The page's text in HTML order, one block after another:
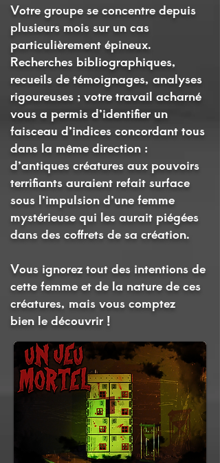
Votre groupe se concentre depuis
plusieurs mois sur un cas
particulièrement épineux.
Recherches bibliographiques,
recueils de témoignages, analyses
rigoureuses ; votre travail acharné
vous a permis d’identifier un
faisceau d’indices concordant tous
dans la même direction :
d’antiques créatures aux pouvoirs
terrifiants auraient refait surface
sous l’impulsion d’une femme
mystérieuse qui les aurait piégées
dans des coffrets de sa création.
Vous ignorez tout des intentions de
cette femme et de la nature de ces
créatures, mais vous comptez
bien le découvrir !